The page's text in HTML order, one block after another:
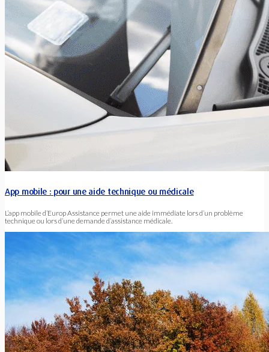
App mobile : pour une aide technique ou médicale
L’app mobile d’Europ Assistance permet une aide immédiate lors d’un problème
technique ou lors d’une demande d’assistance médicale.